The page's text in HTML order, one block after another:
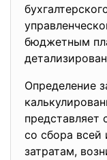
бюджетным
Определение
представляет
со сбора
затратам,